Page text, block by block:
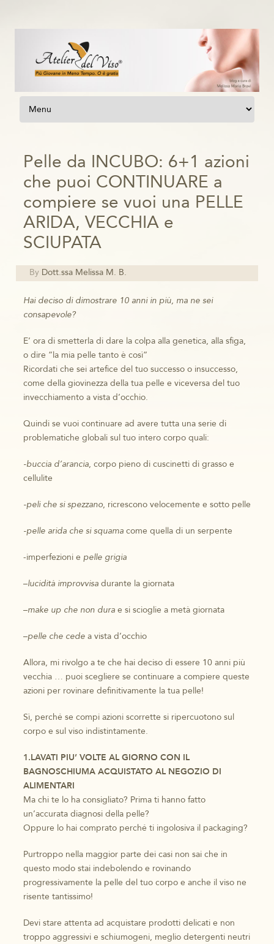
Vai al contenuto
Pelle da INCUBO: 6+1 azioni
che puoi CONTINUARE a
compiere se vuoi una PELLE
ARIDA, VECCHIA e
SCIUPATA
By Dott.ssa Melissa M. B.
Hai deciso di dimostrare 10 anni in più, ma ne sei
consapevole?
E’ ora di smetterla di dare la colpa alla genetica, alla sfiga,
o dire ”la mia pelle tanto è così”
Ricordati che sei artefice del tuo successo o insuccesso,
come della giovinezza della tua pelle e viceversa del tuo
invecchiamento a vista d’occhio.
Quindi se vuoi continuare ad avere tutta una serie di
problematiche globali sul tuo intero corpo quali:
-buccia d’arancia, corpo pieno di cuscinetti di grasso e
cellulite
-peli che si spezzano, ricrescono velocemente e sotto pelle
-pelle arida che si squama come quella di un serpente
-imperfezioni e pelle grigia
–lucidità improvvisa durante la giornata
–make up che non dura e si scioglie a metà giornata
–pelle che cede a vista d’occhio
Allora, mi rivolgo a te che hai deciso di essere 10 anni più
vecchia … puoi scegliere se continuare a compiere queste
azioni per rovinare definitivamente la tua pelle!
Sì, perché se compi azioni scorrette si ripercuotono sul
corpo e sul viso indistintamente.
1.LAVATI PIU’ VOLTE AL GIORNO CON IL
BAGNOSCHIUMA ACQUISTATO AL NEGOZIO DI
ALIMENTARI
Ma chi te lo ha consigliato? Prima ti hanno fatto
un’accurata diagnosi della pelle?
Oppure lo hai comprato perché ti ingolosiva il packaging?
Purtroppo nella maggior parte dei casi non sai che in
questo modo stai indebolendo e rovinando
progressivamente la pelle del tuo corpo e anche il viso ne
risente tantissimo!
Devi stare attenta ad acquistare prodotti delicati e non
troppo aggressivi e schiumogeni, meglio detergenti neutri